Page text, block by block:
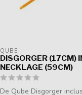
QUBE
DISGORGER (17CM)
NECKLAGE (59CM)
De Qube Disgorger